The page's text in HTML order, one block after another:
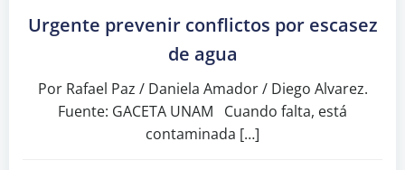
Urgente prevenir conflictos por escasez
de agua
Por Rafael Paz / Daniela Amador / Diego Alvarez.
Fuente: GACETA UNAM Cuando falta, está
contaminada […]